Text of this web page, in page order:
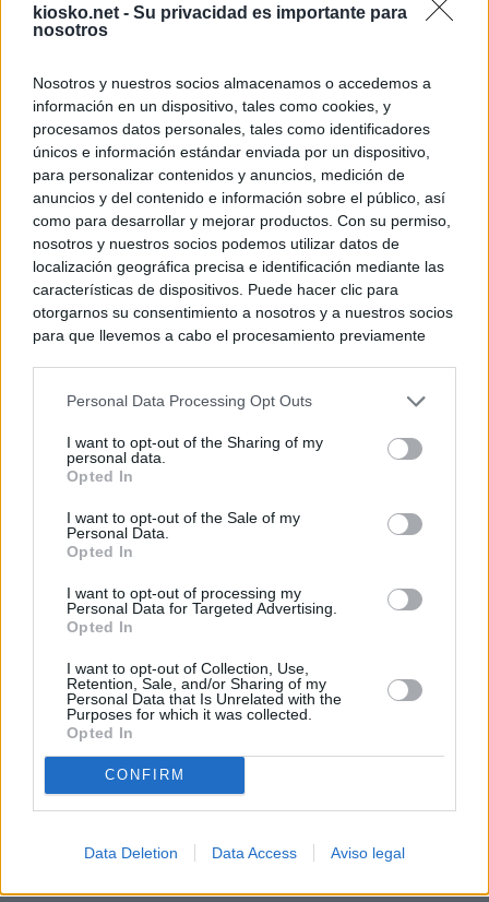
kiosko.net - Su privacidad es importante para
nosotros
Nosotros y nuestros socios almacenamos o accedemos a
información en un dispositivo, tales como cookies, y
procesamos datos personales, tales como identificadores
únicos e información estándar enviada por un dispositivo,
para personalizar contenidos y anuncios, medición de
anuncios y del contenido e información sobre el público, así
como para desarrollar y mejorar productos. Con su permiso,
nosotros y nuestros socios podemos utilizar datos de
localización geográfica precisa e identificación mediante las
características de dispositivos. Puede hacer clic para
otorgarnos su consentimiento a nosotros y a nuestros socios
para que llevemos a cabo el procesamiento previamente
negar su consentimiento. Tenga en cuenta que algún
de su consentimiento, pero usted tiene el derecho de
rechazar tal procesamiento. Sus preferencias se aplicarán
cualquier momento entrando de nuevo en este sitio web o
visitando nuestra política de privacidad.
Personal Data Processing Opt Outs
I want to opt-out of the Sharing of my
personal data.
Opted In
I want to opt-out of the Sale of my
Personal Data.
Opted In
I want to opt-out of processing my
Personal Data for Targeted Advertising.
Opted In
I want to opt-out of Collection, Use,
Retention, Sale, and/or Sharing of my
Personal Data that Is Unrelated with the
Purposes for which it was collected.
Opted In
CONFIRM
Data Deletion Data Access Aviso legal